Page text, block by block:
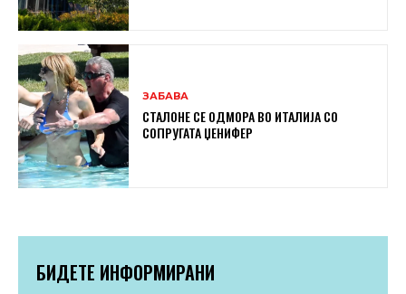
ЗАБАВА
СТАЛОНЕ СЕ ОДМОРА ВО ИТАЛИЈА СО
СОПРУГАТА ЏЕНИФЕР
БИДЕТЕ ИНФОРМИРАНИ